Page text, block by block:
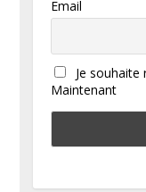
Email
Je souhaite
Maintenant